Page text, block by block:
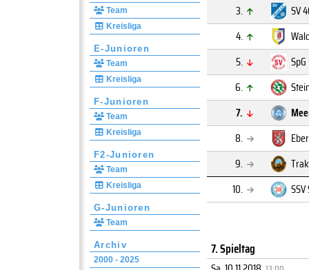
Team
Kreisliga
E-Junioren
Team
Kreisliga
F-Junioren
Team
Kreisliga
F2-Junioren
Team
Kreisliga
G-Junioren
Team
Archiv
2000 - 2025
3.
SV
4.
5.
6.
7.
8.
9.
10.
7. Spieltag